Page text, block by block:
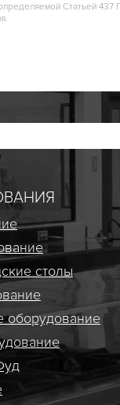
Статьей
столы
оборудование